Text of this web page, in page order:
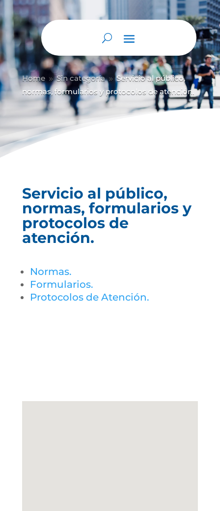
Home 9 Sin categoría 9 Servicio al público,
normas, formularios y protocolos de atención.
Servicio al público,
normas, formularios y
protocolos de
atención.
Normas.
Formularios.
Protocolos de Atención.